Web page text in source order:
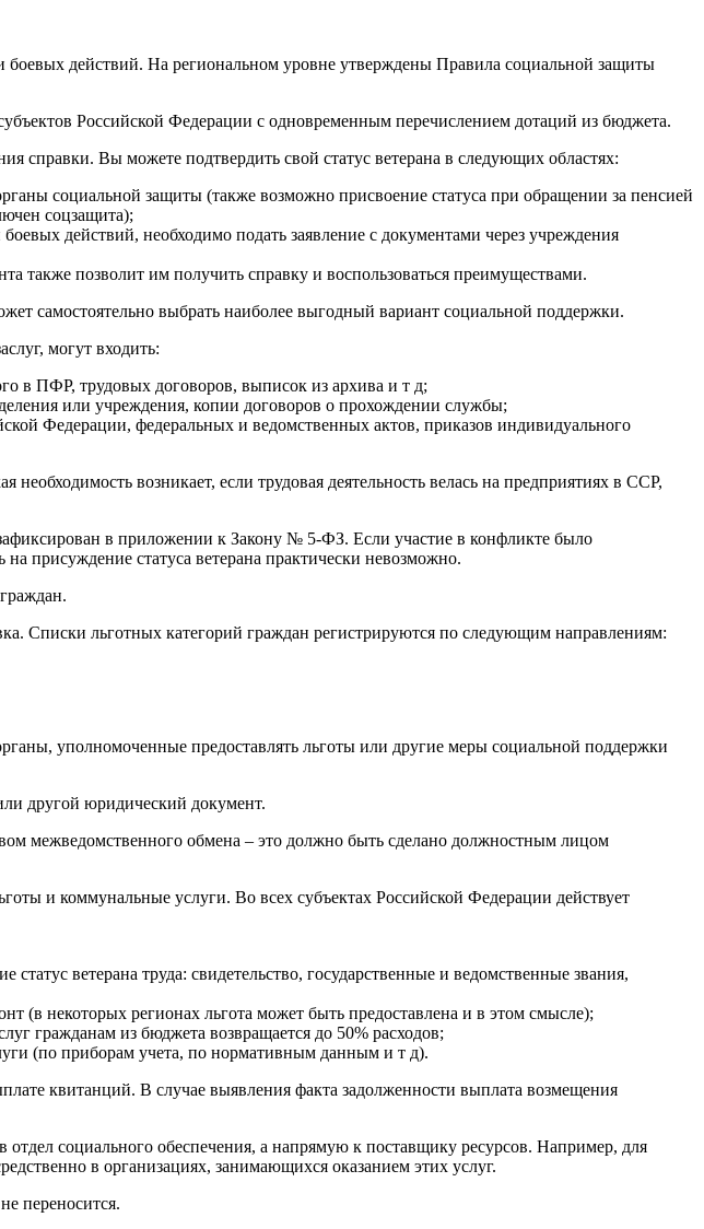
действий. На региональном уровне утверждены Правила социальной защиты
Российской Федерации с одновременным перечислением дотаций из бюджета.
справки. Вы можете подтвердить свой статус ветерана в следующих областях:
социальной защиты (также возможно присвоение статуса при обращении за пенсией
соцзащита);
действий, необходимо подать заявление с документами через учреждения
также позволит им получить справку и воспользоваться преимуществами.
самостоятельно выбрать наиболее выгодный вариант социальной поддержки.
могут входить:
в ПФР, трудовых договоров, выписок из архива и т д;
или учреждения, копии договоров о прохождении службы;
Федерации, федеральных и ведомственных актов, приказов индивидуального
возникает, если трудовая деятельность велась на предприятиях в ССР,
в приложении к Закону № 5-ФЗ. Если участие в конфликте было
присуждение статуса ветерана практически невозможно.
Списки льготных категорий граждан регистрируются по следующим направлениям:
уполномоченные предоставлять льготы или другие меры социальной поддержки
другой юридический документ.
межведомственного обмена – это должно быть сделано должностным лицом
и коммунальные услуги. Во всех субъектах Российской Федерации действует
ветерана труда: свидетельство, государственные и ведомственные звания,
(в некоторых регионах льгота может быть предоставлена ​​и в этом смысле);
гражданам из бюджета возвращается до 50% расходов;
(по приборам учета, по нормативным данным и т д).
квитанций. В случае выявления факта задолженности выплата возмещения
социального обеспечения, а напрямую к поставщику ресурсов. Например, для
в организациях, занимающихся оказанием этих услуг.
переносится.